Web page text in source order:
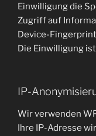
Einwilligung die
Zugriff auf
Device-
Die Einwilligung
IP-
Wir verwenden
Ihre IP-Adresse